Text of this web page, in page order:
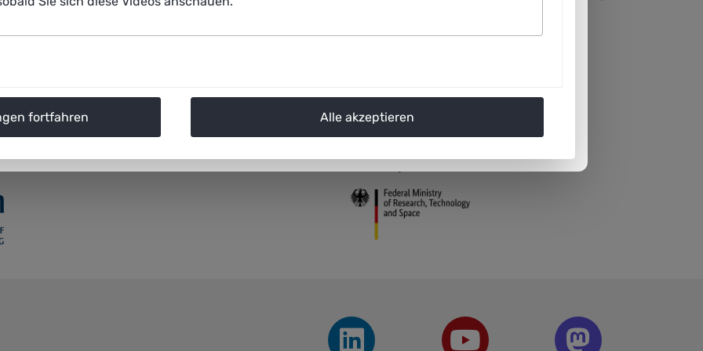
patients make important decisions.
fortfahren Alle akzeptieren